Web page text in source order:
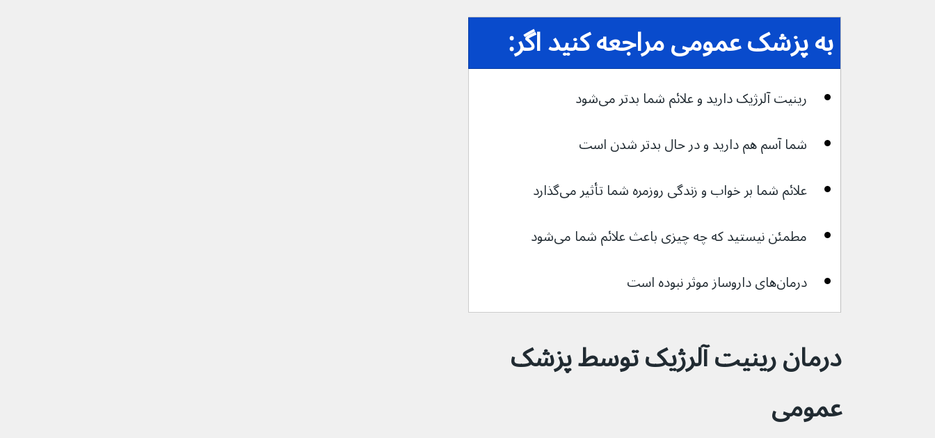
به پزشک عمومی مراجعه کنید اگر:
رینیت آلرژیک دارید و علائم شما بدتر می‌شود
شما آسم هم دارید و در حال بدتر شدن است
علائم شما بر خواب و زندگی روزمره شما تأثیر می‌گذارد
مطمئن نیستید که چه چیزی باعث علائم شما می‌شود
درمان‌های داروساز موثر نبوده است
درمان رینیت آلرژیک توسط پزشک
عمومی